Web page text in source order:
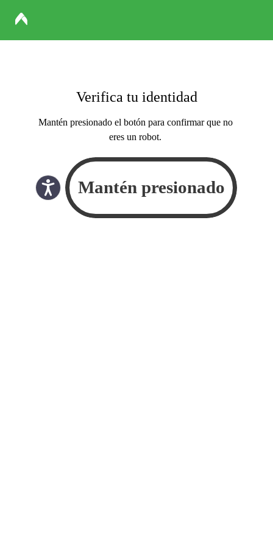
Verifica tu identidad
Mantén presionado el botón para confirmar que no
eres un robot.